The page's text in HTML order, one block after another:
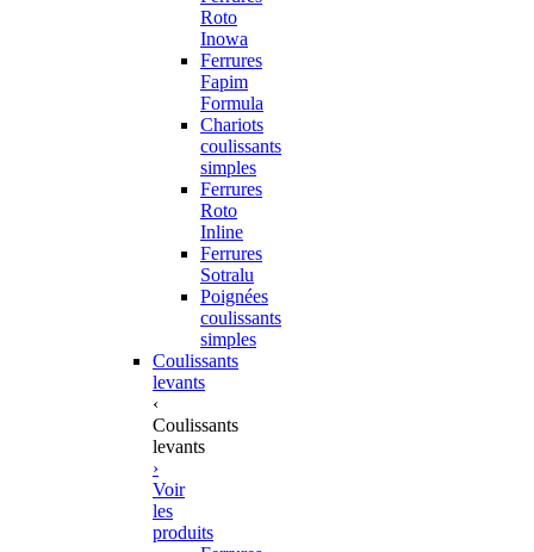
Roto
Inowa
Ferrures
Fapim
Formula
Chariots
coulissants
simples
Ferrures
Roto
Inline
Ferrures
Sotralu
Poignées
coulissants
simples
Coulissants
levants
‹
Coulissants
levants
›
Voir
les
produits